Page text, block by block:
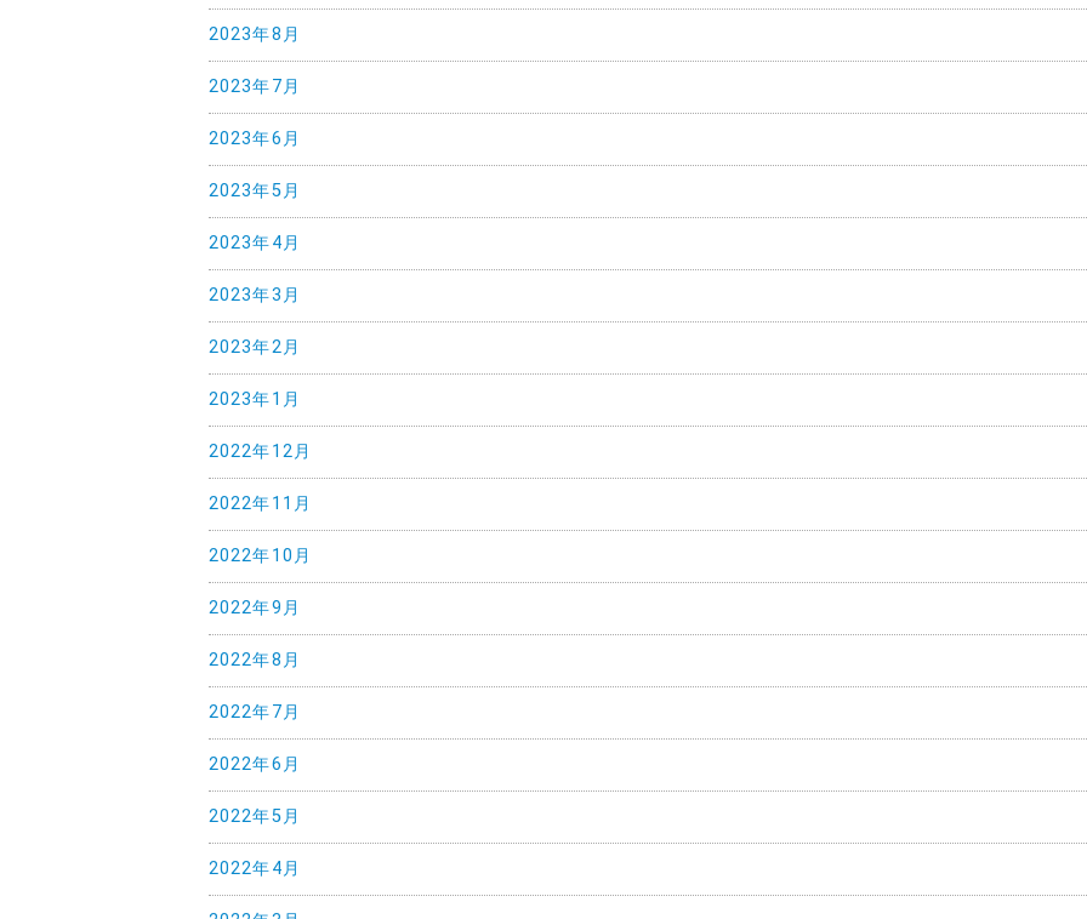
2023年8月
2023年7月
2023年6月
2023年5月
2023年4月
2023年3月
2023年2月
2023年1月
2022年12月
2022年11月
2022年10月
2022年9月
2022年8月
2022年7月
2022年6月
2022年5月
2022年4月